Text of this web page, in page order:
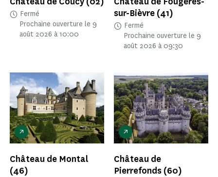
Fermé
Prochaine ouverture le 9
août 2026 à 10:00
sur-Bièvre (41)
Fermé
Prochaine ouverture le 9
août 2026 à 09:30
Château de Montal
(46)
Château de
Pierrefonds (60)